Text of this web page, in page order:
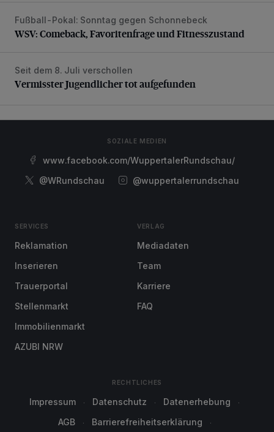
WSV: Comeback, Favoritenfrage und Fitnesszustand
Fußball-Pokal: Sonntag gegen Schonnebeck
WSV: Comeback, Favoritenfrage und Fitnesszustand
Vermisster Jugendlicher tot aufgefunden
Seit dem 8. Juli verschollen
Vermisster Jugendlicher tot aufgefunden
SOZIALE MEDIEN
www.facebook.com/WuppertalerRundschau/
@WRundschau
@wuppertalerrundschau
SERVICES
Reklamation
Inserieren
Trauerportal
Stellenmarkt
Immobilienmarkt
AZUBI NRW
VERLAG
Mediadaten
Team
Karriere
FAQ
RECHTLICHES
Impressum Datenschutz
Datenerhebung
AGB
Barrierefreiheitserklärung